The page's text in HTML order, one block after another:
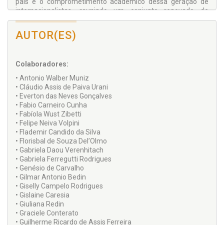
internacionalistas, reunindo um conjunto renovado de
estudos de boa qualidade, sobre os mais diversos temas de
Direito Internacional, que servem como referencial teórico e
importante fonte de pesquisa na área de Direito
AUTOR(ES)
Colaboradores:
• Antonio Walber Muniz
• Cláudio Assis de Paiva Urani
• Everton das Neves Gonçalves
• Fabio Carneiro Cunha
• Fabíola Wust Zibetti
• Felipe Neiva Volpini
• Flademir Candido da Silva
• Florisbal de Souza Del’Olmo
• Gabriela Daou Verenhitach
• Gabriela Ferregutti Rodrigues
• Genésio de Carvalho
• Gilmar Antonio Bedin
• Giselly Campelo Rodrigues
• Gislaine Caresia
• Giuliana Redin
• Graciele Conterato
• Guilherme Ricardo de Assis Ferreira